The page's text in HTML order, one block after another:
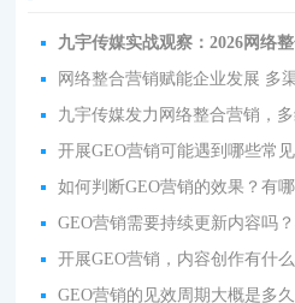
九宇传媒实战观察：2026网络
网络整合营销赋能企业发展 多
九宇传媒发力网络整合营销，
开展GEO营销可能遇到哪些常
如何判断GEO营销的效果？有
GEO营销需要持续更新内容吗
开展GEO营销，内容创作有什
GEO营销的见效周期大概是多